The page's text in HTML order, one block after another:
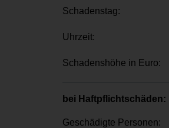
Schadenstag:
Uhrzeit:
Schadenshöhe in Euro:
bei Haftpflichtschäden:
Geschädigte Personen: